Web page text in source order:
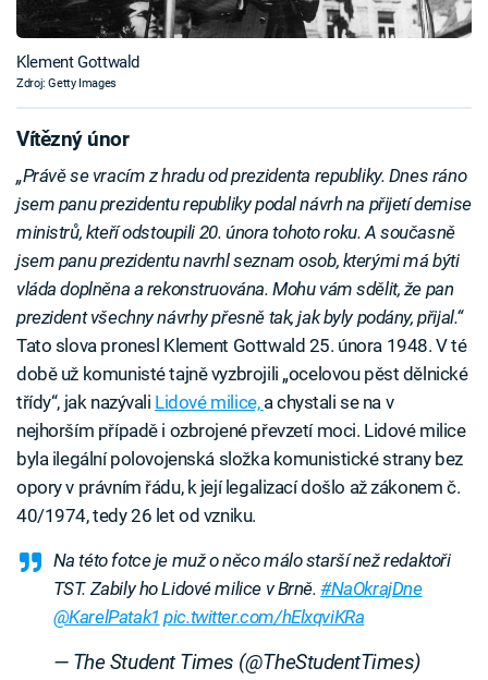
Klement Gottwald
Zdroj: Getty Images
Vítězný únor
„Právě se vracím z hradu od prezidenta republiky. Dnes ráno
jsem panu prezidentu republiky podal návrh na přijetí demise
ministrů, kteří odstoupili 20. února tohoto roku. A současně
jsem panu prezidentu navrhl seznam osob, kterými má býti
vláda doplněna a rekonstruována. Mohu vám sdělit, že pan
prezident všechny návrhy přesně tak, jak byly podány, přijal.“
Tato slova pronesl Klement Gottwald 25. února 1948. V té
době už komunisté tajně vyzbrojili „ocelovou pěst dělnické
třídy“, jak nazývali Lidové milice, a chystali se na v
nejhorším případě i ozbrojené převzetí moci. Lidové milice
byla ilegální polovojenská složka komunistické strany bez
opory v právním řádu, k její legalizací došlo až zákonem č.
40/1974, tedy 26 let od vzniku.
Na této fotce je muž o něco málo starší než redaktoři
TST. Zabily ho Lidové milice v Brně.#NaOkrajDne
@KarelPatak1 pic.twitter.com/hElxqviKRa
— The Student Times (@TheStudentTimes)